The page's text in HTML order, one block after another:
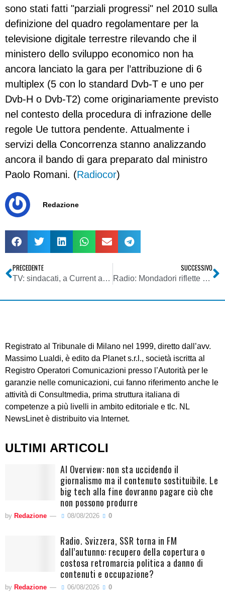
sono stati fatti "parziali progressi" nel 2010 sulla
definizione del quadro regolamentare per la
televisione digitale terrestre rilevando che il
ministero dello sviluppo economico non ha
ancora lanciato la gara per l’attribuzione di 6
multiplex (5 con lo standard Dvb-T e uno per
Dvb-H o Dvb-T2) come originariamente previsto
nel contesto della procedura di infrazione delle
regole Ue tuttora pendente. Attualmente i
servizi della Concorrenza stanno analizzando
ancora il bando di gara preparato dal ministro
Paolo Romani. (Radiocor)
Redazione
PRECEDENTE
TV: sindacati, a Current a rischio 30 posti di lavoro
SUCCESSIVO
Radio: Mondadori riflette su R101? Una sola rete insufficiente per sfondare nel mercato
Registrato al Tribunale di Milano nel 1999, diretto dall’avv.
Massimo Lualdi, è edito da Planet s.r.l., società iscritta al
Registro Operatori Comunicazioni presso l’Autorità per le
garanzie nelle comunicazioni, cui fanno riferimento anche le
attività di Consultmedia, prima struttura italiana di
competenze a più livelli in ambito editoriale e tlc. NL
NewsLinet è distribuito via Internet.
ULTIMI ARTICOLI
AI Overview: non sta uccidendo il
giornalismo ma il contenuto sostituibile. Le
big tech alla fine dovranno pagare ciò che
non possono produrre
by Redazione 08/08/2026 0
Radio. Svizzera, SSR torna in FM
dall’autunno: recupero della copertura o
costosa retromarcia politica a danno di
contenuti e occupazione?
by Redazione 06/08/2026 0